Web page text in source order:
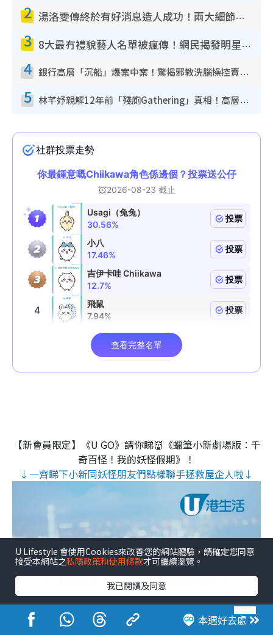
2 湯洛雯傳終於有好消息造人成功！兩大細節曝孕味極濃惹猜測：大肚婆先會咁！
3 8大最冇禮貌藝人名單被瘋傳！網民揭發明星真面目 一致數臭呢位係無品天花板？
4 銀行高層「沉船」爆案中案！驚揭邪教洗腦操控賣淫被吞600萬 幕後黑手講多錯多
5 林芊妤親解12年前「殘廁Gathering」真相！高層解約一句話重創尊嚴至今拒返TVB
【新會員限定】《U GO》請你睇👹《蠟筆小新劇場版：千
奇百怪！我的妖怪假期》！
↓一齊睇下小新同妖怪朋友們點樣聯手拯救屋企人啦↓
↓ 【免費送】香港運動節2026電子門票！↓
↓ 設過百運動用品攤位 / 可現場體驗多項新穎運動及觀賞
賽事🔥 ↓
本週好去處
U Lifestyle 會使用Cookies來改善您的網站體驗，請確定您同意
接受本網站之私隱政策和使用條款才可繼續瀏覽。
我已閱讀及同意